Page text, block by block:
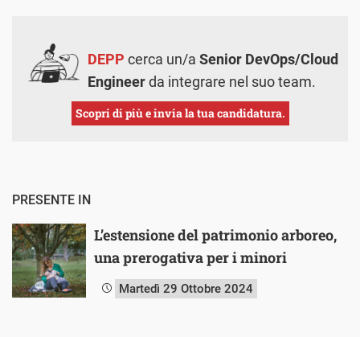
DEPP cerca un/a Senior DevOps/Cloud
Engineerda integrare nel suo team.
Scopri di più e invia la tua candidatura.
PRESENTE IN
L’estensione del patrimonio arboreo,
una prerogativa per i minori
Martedì 29 Ottobre 2024